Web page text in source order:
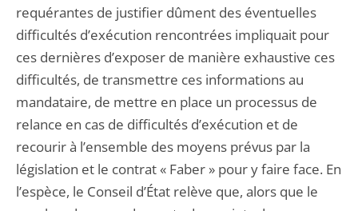
requérantes de justifier dûment des éventuelles
difficultés d’exécution rencontrées impliquait pour
ces dernières d’exposer de manière exhaustive ces
difficultés, de transmettre ces informations au
mandataire, de mettre en place un processus de
relance en cas de difficultés d’exécution et de
recourir à l’ensemble des moyens prévus par la
législation et le contrat « Faber » pour y faire face. En
l’espèce, le Conseil d’État relève que, alors que le